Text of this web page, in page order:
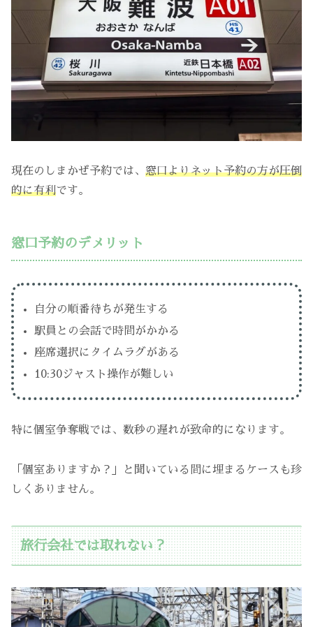
現在のしまかぜ予約では、 窓口よりネット予約の方が圧倒
的に有利です。
窓口予約のデメリット
自分の順番待ちが発生する
駅員との会話で時間がかかる
座席選択にタイムラグがある
10:30ジャスト操作が難しい
特に個室争奪戦では、数秒の遅れが致命的になります。
「個室ありますか？」と聞いている間に埋まるケースも珍
しくありません。
旅行会社では取れない？